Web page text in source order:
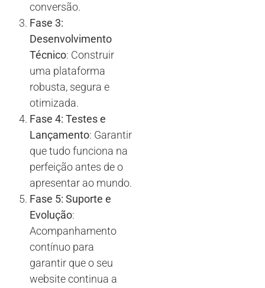
conversão.
Fase 3:
Desenvolvimento
Técnico: Construir
uma plataforma
robusta, segura e
otimizada.
Fase 4: Testes e
Lançamento: Garantir
que tudo funciona na
perfeição antes de o
apresentar ao mundo.
Fase 5: Suporte e
Evolução:
Acompanhamento
contínuo para
garantir que o seu
website continua a